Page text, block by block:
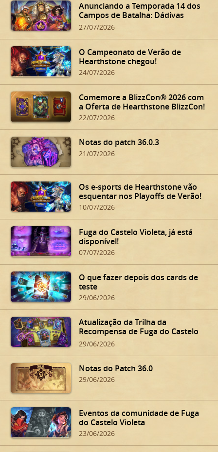
Anunciando a Temporada 14 dos
Campos de Batalha: Dádivas
Sinistras de Dalaran!
27/07/2026
O Campeonato de Verão de
Hearthstone chegou!
24/07/2026
Comemore a BlizzCon® 2026 com
a Oferta de Hearthstone BlizzCon!
22/07/2026
Notas do patch 36.0.3
21/07/2026
Os e-sports de Hearthstone vão
esquentar nos Playoffs de Verão!
10/07/2026
Fuga do Castelo Violeta, já está
disponível!
07/07/2026
O que fazer depois dos cards de
teste
29/06/2026
Atualização da Trilha da
Recompensa de Fuga do Castelo
Violeta
29/06/2026
Notas do Patch 36.0
29/06/2026
Eventos da comunidade de Fuga
do Castelo Violeta
23/06/2026